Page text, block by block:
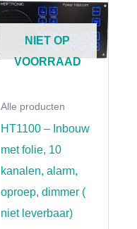
NIET OP
VOORRAAD
Alle producten
HT1100 – Inbouw
met folie, 10
kanalen, alarm,
oproep, dimmer (
niet leverbaar)